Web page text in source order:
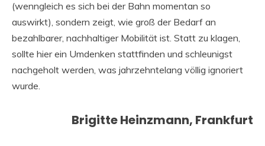
(wenngleich es sich bei der Bahn momentan so
auswirkt), sondern zeigt, wie groß der Bedarf an
bezahlbarer, nachhaltiger Mobilität ist. Statt zu klagen,
sollte hier ein Umdenken stattfinden und schleunigst
nachgeholt werden, was jahrzehntelang völlig ignoriert
wurde.
Brigitte Heinzmann, Frankfurt